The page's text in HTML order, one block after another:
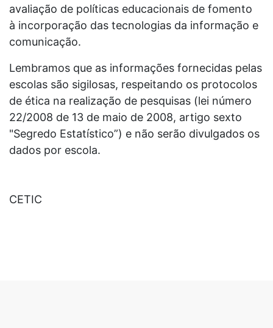
avaliação de políticas educacionais de fomento
à incorporação das tecnologias da informação e
comunicação.
Lembramos que as informações fornecidas pelas
escolas são sigilosas, respeitando os protocolos
de ética na realização de pesquisas (lei número
22/2008 de 13 de maio de 2008, artigo sexto
"Segredo Estatístico”) e não serão divulgados os
dados por escola.
CETIC